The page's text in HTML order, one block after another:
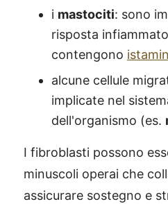
i mastociti: sono
risposta
contengono
alcune cellule
implicate nel
dell'organismo (es.
I fibroblasti possono
minuscoli operai che
assicurare sostegno e